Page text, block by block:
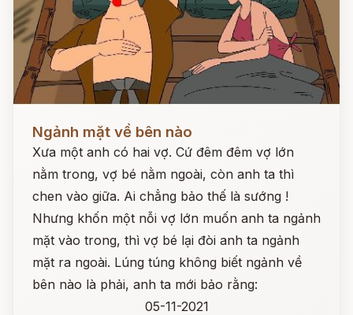
Ngảnh mặt về bên nào
Xưa một anh có hai vợ. Cứ đêm đêm vợ lớn
nằm trong, vợ bé nằm ngoài, còn anh ta thì
chen vào giữa. Ai chẳng bảo thế là sướng !
Nhưng khốn một nỗi vợ lớn muốn anh ta ngảnh
mặt vào trong, thì vợ bé lại đòi anh ta ngảnh
mặt ra ngoài. Lúng túng không biết ngảnh về
bên nào là phải, anh ta mới bảo rằng:
05-11-2021